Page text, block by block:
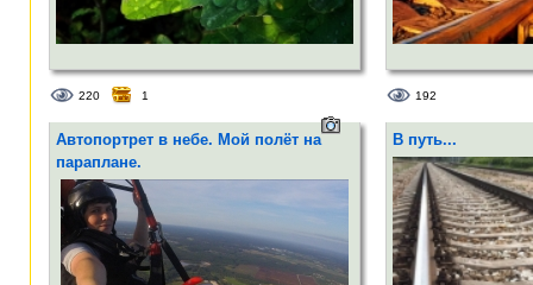
220 1 192
Автопортрет в небе. Мой полёт на
параплане.
В путь...